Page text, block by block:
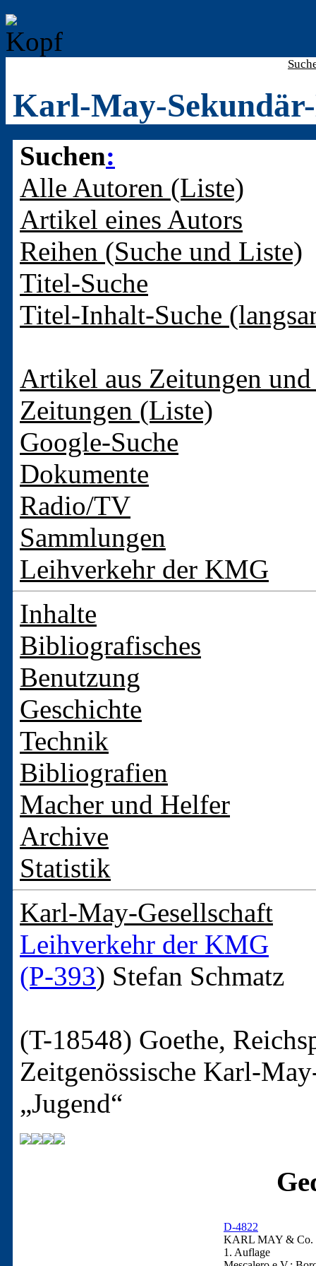
Karl-May-
Suchen:
Alle Autoren (Liste)
Artikel eines Autors
Reihen (Suche und Liste)
Titel-Suche
Titel-Inhalt-Suche
Artikel aus Zeitungen
Zeitungen (Liste)
Google-Suche
Dokumente
Radio/TV
Sammlungen
Leihverkehr der KMG
Inhalte
Bibliografisches
Benutzung
Geschichte
Technik
Bibliografien
Macher und Helfer
Archive
Statistik
Karl-May-Gesellschaft
Leihverkehr der KMG
(P-393) Stefan Schmatz
(T-18548) Goethe,
Zeitgenössische Karl-
„Jugend“
D-4822
KARL MAY & Co.
1. Auflage